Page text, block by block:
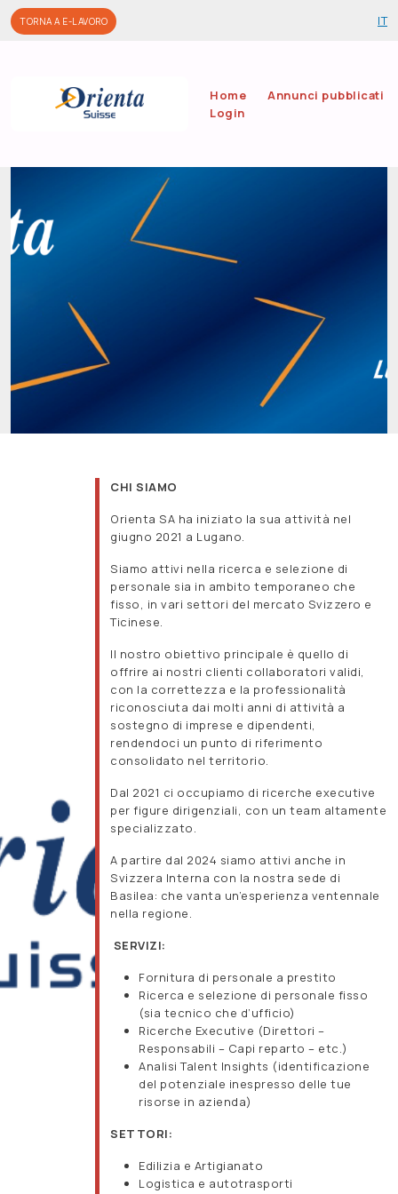
Salta al contenuto principale
TORNA A E-LAVORO IT
Home
Annunci pubblicati
Login
CHI SIAMO
Orienta SA ha iniziato la sua attività nel
giugno 2021 a Lugano.
Siamo attivi nella ricerca e selezione di
personale sia in ambito temporaneo che
fisso, in vari settori del mercato Svizzero e
Ticinese.
Il nostro obiettivo principale è quello di
offrire ai nostri clienti collaboratori validi,
con la correttezza e la professionalità
riconosciuta dai molti anni di attività a
sostegno di imprese e dipendenti,
rendendoci un punto di riferimento
consolidato nel territorio.
Dal 2021 ci occupiamo di ricerche executive
per figure dirigenziali, con un team altamente
specializzato.
A partire dal 2024 siamo attivi anche in
Svizzera Interna con la nostra sede di
Basilea: che vanta un’esperienza ventennale
nella regione.
SERVIZI:
Fornitura di personale a prestito
Ricerca e selezione di personale fisso
(sia tecnico che d’ufficio)
Ricerche Executive (Direttori –
Responsabili – Capi reparto – etc.)
Analisi Talent Insights (identificazione
del potenziale inespresso delle tue
risorse in azienda)
SETTORI:
Edilizia e Artigianato
Logistica e autotrasporti